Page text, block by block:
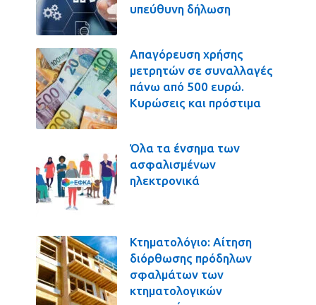
υπεύθυνη δήλωση
Απαγόρευση χρήσης
μετρητών σε συναλλαγές
πάνω από 500 ευρώ.
Κυρώσεις και πρόστιμα
Όλα τα ένσημα των
ασφαλισμένων
ηλεκτρονικά
Κτηματολόγιο: Αίτηση
διόρθωσης πρόδηλων
σφαλμάτων των
κτηματολογικών